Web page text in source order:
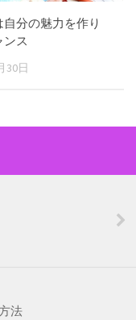
自分の魅力を作り
ンス
30日
法